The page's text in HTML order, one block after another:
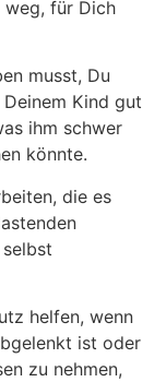
weg, für Dich
musst, Du
Kind gut
ihm schwer
könnte.
die es
helfen, wenn
ist oder
zu nehmen,